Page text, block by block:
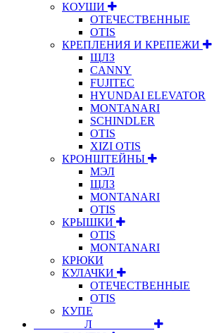
КОУШИ
ОТЕЧЕСТВЕННЫЕ
OTIS
КРЕПЛЕНИЯ И КРЕПЕЖИ
ЩЛЗ
CANNY
FUJITEC
HYUNDAI ELEVATOR
MONTANARI
SCHINDLER
OTIS
XIZI OTIS
КРОНШТЕЙНЫ
МЭЛ
ЩЛЗ
MONTANARI
OTIS
КРЫШКИ
OTIS
MONTANARI
КРЮКИ
КУЛАЧКИ
ОТЕЧЕСТВЕННЫЕ
OTIS
КУПЕ
⠀⠀⠀⠀⠀⠀Л⠀⠀⠀⠀⠀⠀⠀